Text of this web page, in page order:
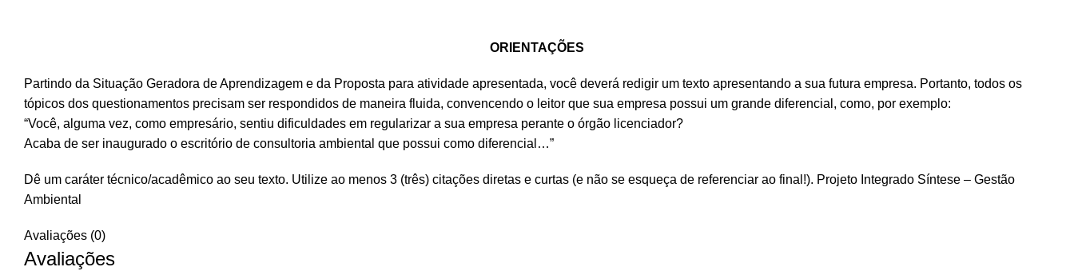
ORIENTAÇÕES
Partindo da Situação Geradora de Aprendizagem e da Proposta para atividade apresentada, você deverá redigir um texto apresentando a sua futura empresa. Portanto, todos os
tópicos dos questionamentos precisam ser respondidos de maneira fluida, convencendo o leitor que sua empresa possui um grande diferencial, como, por exemplo:
“Você, alguma vez, como empresário, sentiu dificuldades em regularizar a sua empresa perante o órgão licenciador?
Acaba de ser inaugurado o escritório de consultoria ambiental que possui como diferencial…”
Dê um caráter técnico/acadêmico ao seu texto. Utilize ao menos 3 (três) citações diretas e curtas (e não se esqueça de referenciar ao final!). Projeto Integrado Síntese – Gestão
Ambiental
Avaliações (0)
Avaliações